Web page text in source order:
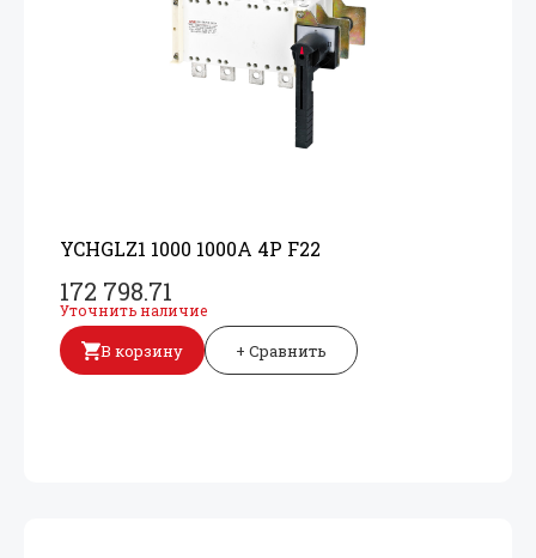
YCHGLZ1 1000 1000A 4P F22
172 798.71
Уточнить наличие
В корзину + Сравнить